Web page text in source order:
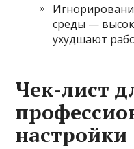
среды —
ухудшают
Чек-лист
настройки